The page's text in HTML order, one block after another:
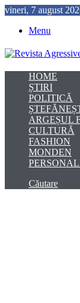
vineri, 7 august
Menu
HOME
ȘTIRI
POLITICĂ
ARGEȘUL
CULTURĂ
FASHION
MONDEN
Căutare